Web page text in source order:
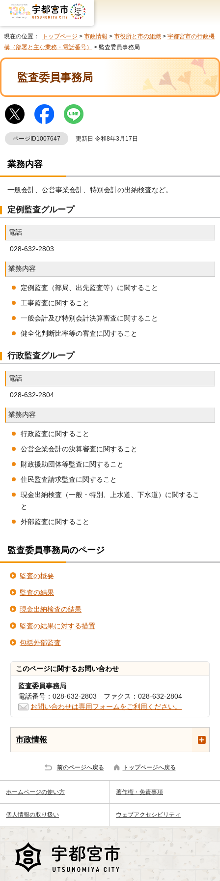
現在の位置： トップページ > 市政情報 > 市役所と市の組織 > 宇都宮市の行政機
構（部署と主な業務・電話番号）
> 監査委員事務局
監査委員事務局
ページID1007647 更新日 令和8年3月17日
業務内容
一般会計、公営事業会計、特別会計の出納検査など。
定例監査グループ
電話
028-632-2803
業務内容
定例監査（部局、出先監査等）に関すること
工事監査に関すること
一般会計及び特別会計決算審査に関すること
健全化判断比率等の審査に関すること
行政監査グループ
電話
028-632-2804
業務内容
行政監査に関すること
公営企業会計の決算審査に関すること
財政援助団体等監査に関すること
住民監査請求監査に関すること
現金出納検査（一般・特別、上水道、下水道）に関するこ
と
外部監査に関すること
監査委員事務局のページ
監査の概要
監査の結果
現金出納検査の結果
監査の結果に対する措置
包括外部監査
このページに関するお問い合わせ
監査委員事務局
電話番号：028-632-2803 ファクス：028-632-2804
お問い合わせは専用フォームをご利用ください。
市政情報
前のページへ戻る トップページへ戻る
ホームページの使い方 著作権・免責事項
個人情報の取り扱い ウェブアクセシビリティ